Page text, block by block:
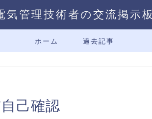
気管理技術者の交流掲示板
ホーム 過去記事
己確認